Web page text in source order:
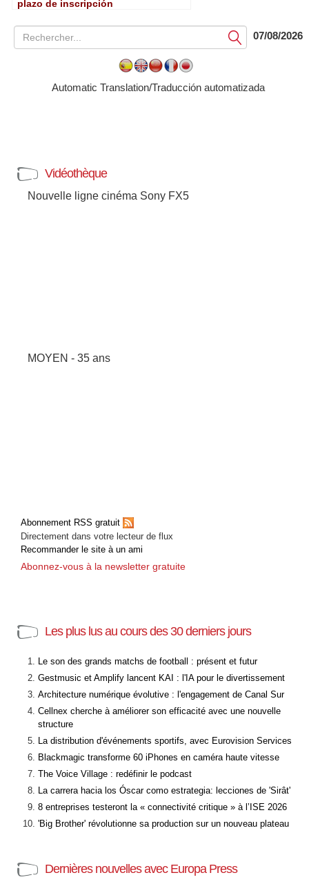
plazo de inscripción
Soumettre07/08/2026
Automatic Translation/Traducción automatizada
Vidéothèque
Nouvelle ligne cinéma Sony FX5
MOYEN - 35 ans
Abonnement RSS gratuit
Directement dans votre lecteur de flux
Recommander le site à un ami
Abonnez-vous à la newsletter gratuite
Les plus lus au cours des 30 derniers jours
Le son des grands matchs de football : présent et futur
Gestmusic et Amplify lancent KAI : l'IA pour le divertissement
Architecture numérique évolutive : l'engagement de Canal Sur
Cellnex cherche à améliorer son efficacité avec une nouvelle
structure
La distribution d'événements sportifs, avec Eurovision Services
Blackmagic transforme 60 iPhones en caméra haute vitesse
The Voice Village : redéfinir le podcast
La carrera hacia los Óscar como estrategia: lecciones de 'Sirât'
8 entreprises testeront la « connectivité critique » à l’ISE 2026
'Big Brother' révolutionne sa production sur un nouveau plateau
Dernières nouvelles avec Europa Press